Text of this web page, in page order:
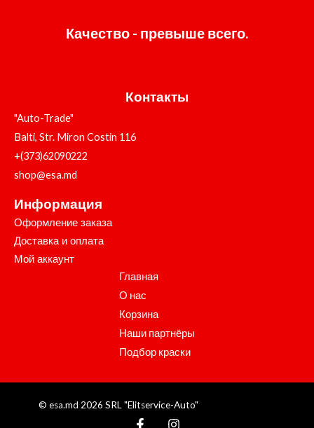
Качество - превыше всего.
Контакты
"Auto-Trade"
Balti, Str. Miron Costin 116
+(373)62090222
shop@esa.md
Информация
Оформление заказа
Доставка и оплата
Мой аккаунт
Главная
О нас
Корзина
Наши партнёры
Подбор краски
© esa.md 2026 SRL "Elitservice-Auto"